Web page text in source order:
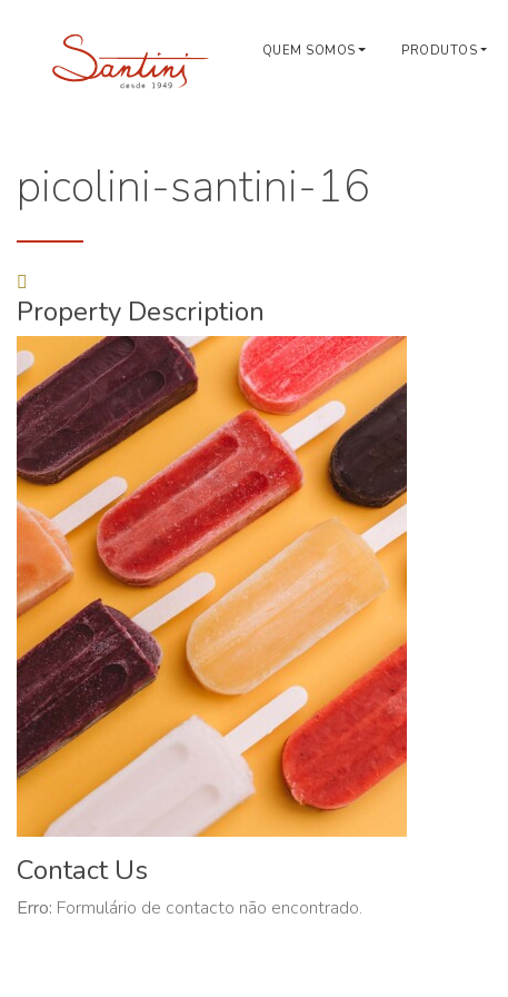
QUEM SOMOS PRODUTOS
picolini-santini-16
Property Description
Contact Us
Erro: Formulário de contacto não encontrado.